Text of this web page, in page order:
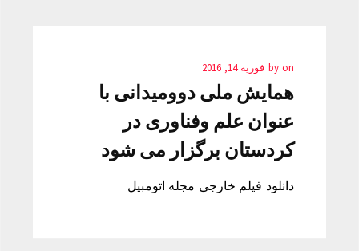
by on فوریه 14, 2016
همایش ملی دوومیدانی با
عنوان علم وفناوری در
کردستان برگزار می شود
دانلود فیلم خارجی مجله اتومبیل